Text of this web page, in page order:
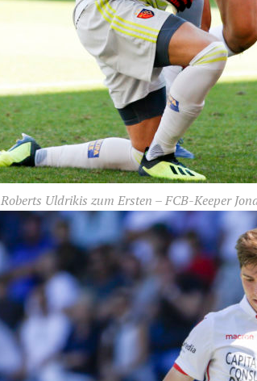
Roberts Uldrikis zum Ersten – FCB-Keeper